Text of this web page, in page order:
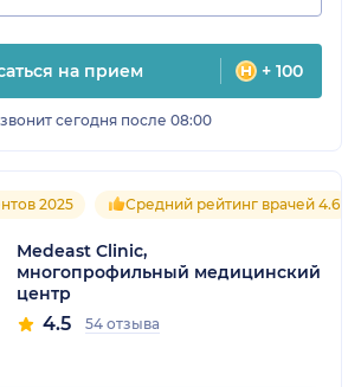
на прием + 100
сегодня после 08:00
2025 Средний рейтинг врачей 4.6
Medeast Clinic,
многопрофильный медицинский
центр
4.5 54 отзыва